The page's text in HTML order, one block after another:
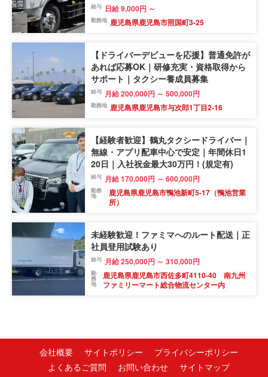
給与 日給 9,000円 ～
勤務地 鹿児島県鹿児島市照国町3-25
【ドライバーデビューを応援】普通免許が
あれば応募OK｜研修充実・資格取得から
サポート｜タクシー養成員募集
給与 月給 200,000円 ～ 500,000円
勤務地 鹿児島県鹿児島市与次郎1丁目2-16
【経験者歓迎】鶴丸タクシードライバー｜
無線・アプリ配車中心で安定｜年間休日1
20日｜入社祝金最大30万円！(規定有)
給与 月給 170,000円 ～ 600,000円
勤務
地
鹿児島県鹿児島市鴨池新町5-17（鴨池営業
所）
未経験歓迎！ファミマへのルート配送｜正
社員登用試験あり
給与 月給 250,000円 ～ 310,000円
勤
務
地
鹿児島県鹿児島市西佐多町4110-40 南九州
ファミリーマート総合物流センター内
会社概要 サイトポリシー
プライバシーポリシー
よくあるご質問
お問い合わせ サイトマップ